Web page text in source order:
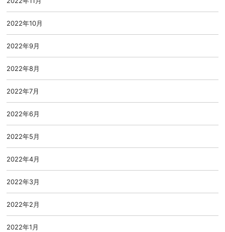
2022年10月
2022年9月
2022年8月
2022年7月
2022年6月
2022年5月
2022年4月
2022年3月
2022年2月
2022年1月